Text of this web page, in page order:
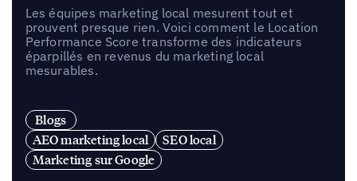
Les équipes marketing local mesurent tout et
prouvent presque rien. Voici comment le Location
Performance Score transforme des indicateurs
éparpillés en revenus du marketing local
mesurables.
Blogs
AEO marketing local
SEO local
Marketing sur Google